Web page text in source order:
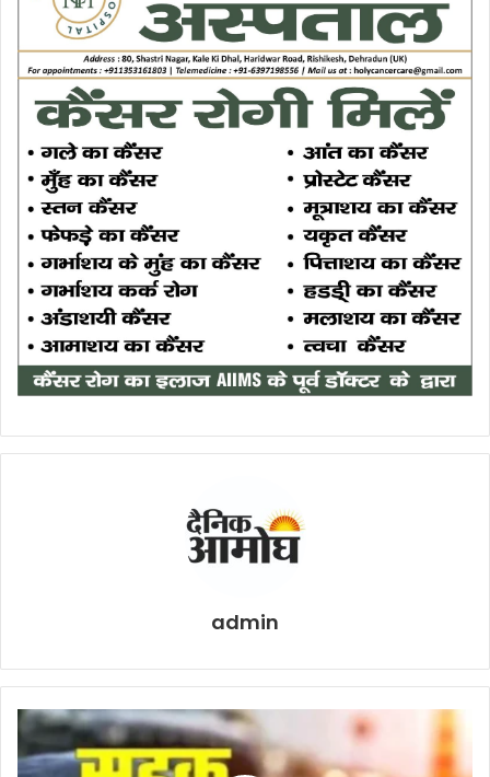
admin